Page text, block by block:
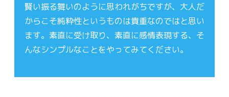
賢い振る舞いのように思われがちですが、大人だ
からこそ純粋性というものは貴重なのではと思い
ます。素直に受け取り、素直に感情表現する、そ
んなシンプルなことをやってみてください。